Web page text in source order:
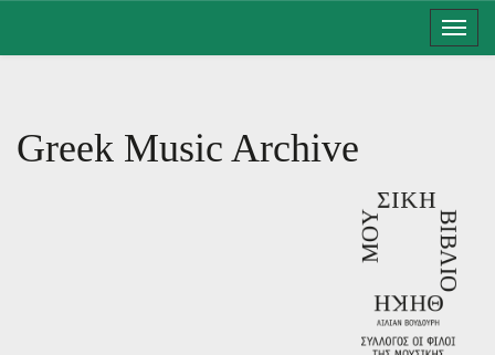
Greek Music Archive